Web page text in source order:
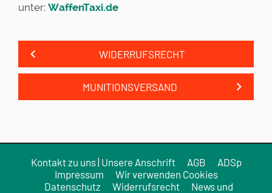
unter: WaffenTaxi.de
WIDERRUFSRECHT
MUNITIONSVERSAND
Kontakt zu uns | Unsere Anschrift AGB
ADSp
Impressum
Wir verwenden Cookies
Datenschutz
Widerrufsrecht
News und